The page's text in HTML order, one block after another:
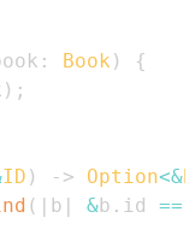
: Book )
{
) ;
ID ) -> Option<&
( | b | &b . id ==